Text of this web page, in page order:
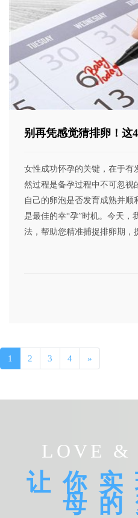
别再凭感觉猜排卵！这
女性成功怀孕的关键，在于有
然过程是备孕过程中不可忽视
自己的卵泡是否发育成熟并
是最佳的幸“孕”时机。今天，
法，帮助您精准捕捉排卵期，
1 2 3 4 »
LOVE &
让你实
母的